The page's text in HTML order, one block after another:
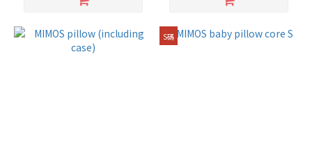
18months
(1)
S碼